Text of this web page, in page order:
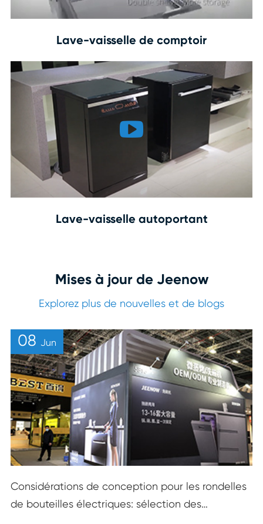
Lave-vaisselle de comptoir
Lave-vaisselle autoportant
Mises à jour de Jeenow
Explorez plus de nouvelles et de blogs
08 Jun
Considérations de conception pour les rondelles
de bouteilles électriques: sélection des